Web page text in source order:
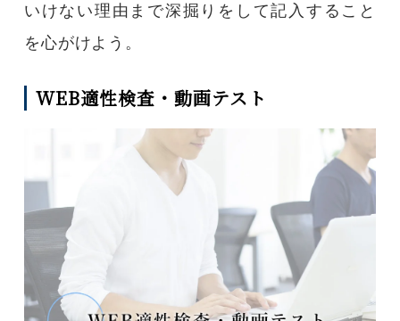
いけない理由まで深掘りをして記入すること
を心がけよう。
WEB適性検査・動画テスト